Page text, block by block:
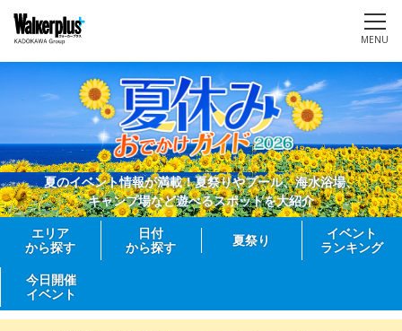
MENU
夏のイベント情報が満載！夏祭りやプール、海水浴場、
キャンプ場など遊べるスポットを大紹介
エリア
から探す
日付
から探す
夏祭り
イベント
ランキング
今日開催
イベント